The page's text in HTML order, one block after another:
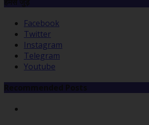
Facebook
Twitter
Instagram
Telegram
Youtube